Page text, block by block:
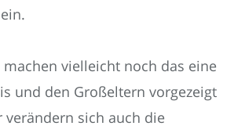
vielleicht noch das eine
und den Großeltern vorgezeigt
sich auch die